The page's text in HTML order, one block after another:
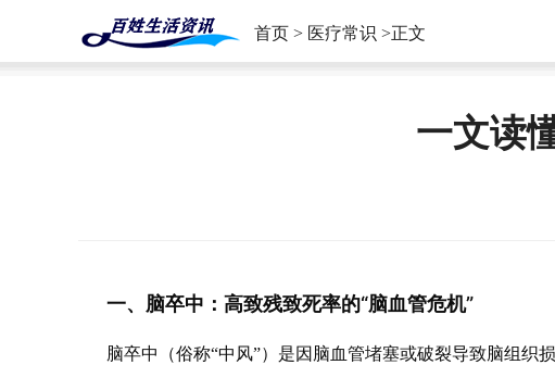
首页 > 医疗常识 >正文
一文读
一、脑卒中：高致残致死率的“脑血管危机”
脑卒中（俗称“中风”）是因脑血管堵塞或破裂导致脑组织